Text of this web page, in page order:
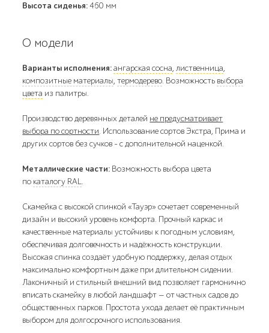
Высота сиденья:460 мм
О модели
Варианты исполнения:ангарская сосна,лиственница,
композитные материалы,термодерево. Возможность выбора
цвета из палитры.
Производство деревянных деталей не предусматривает
выбора по сортности. Использование сортов Экстра, Прима и
других сортов без сучков - с дополнительной наценкой.
Металлические части: Возможность выбора цвета
по каталогу RAL.
Скамейка с высокой спинкой «Тауэр» сочетает современный
дизайн и высокий уровень комфорта. Прочный каркас и
качественные материалы устойчивы к погодным условиям,
обеспечивая долговечность и надёжность конструкции.
Высокая спинка создаёт удобную поддержку, делая отдых
максимально комфортным даже при длительном сидении.
Лаконичный и стильный внешний вид позволяет гармонично
вписать скамейку в любой ландшафт — от частных садов до
общественных парков. Простота ухода делает её практичным
выбором для долгосрочного использования.